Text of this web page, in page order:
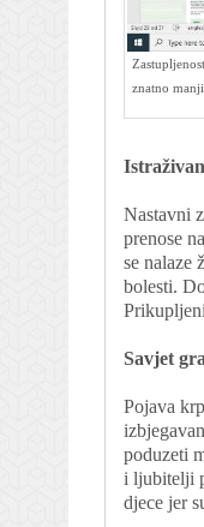
znatno
Nastavni
prenose
se nalaze
bolesti.
Savjet
Pojava
poduzeti
i ljubitelji
djece jer